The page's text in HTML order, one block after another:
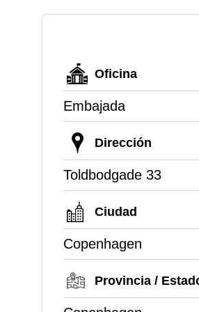
Oficina
Embajada
Dirección
Toldbodgade 33
Ciudad
Copenhagen
Provincia /